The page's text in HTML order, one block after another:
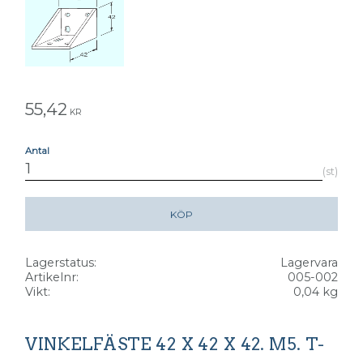
55,42 KR
Antal
st
KÖP
Lagerstatus
Lagervara
Artikelnr
005-002
Vikt
0,04 kg
VINKELFÄSTE 42 X 42 X 42. M5. T-